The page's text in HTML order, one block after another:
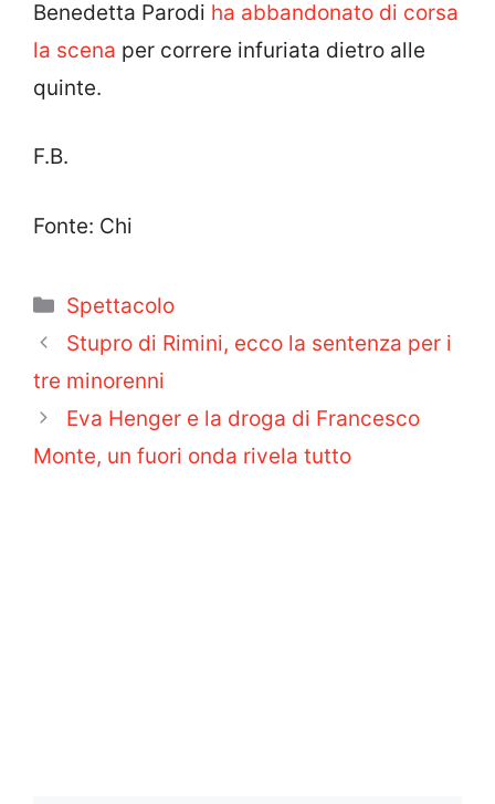
Benedetta Parodi ha abbandonato di corsa
la scena per correre infuriata dietro alle
quinte.
F.B.
Fonte: Chi
Categorie
Spettacolo
Stupro di Rimini, ecco la sentenza per i
tre minorenni
Eva Henger e la droga di Francesco
Monte, un fuori onda rivela tutto